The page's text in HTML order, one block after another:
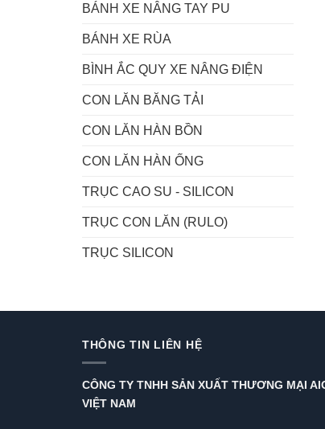
BÁNH XE NÂNG TAY PU
BÁNH XE RÙA
BÌNH ẮC QUY XE NÂNG ĐIỆN
CON LĂN BĂNG TẢI
CON LĂN HÀN BỒN
CON LĂN HÀN ỐNG
TRỤC CAO SU - SILICON
TRỤC CON LĂN (RULO)
TRỤC SILICON
THÔNG TIN LIÊN HỆ
CÔNG TY TNHH SẢN XUẤT THƯƠNG MẠI
VIỆT NAM